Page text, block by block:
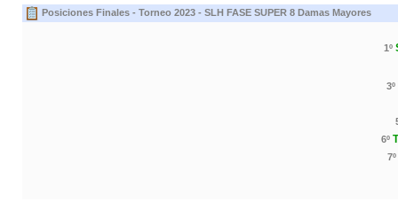
Posiciones Finales - Torneo 2023 - SLH FASE SUPER 8 Damas Mayores
1º
3º
6º
7º